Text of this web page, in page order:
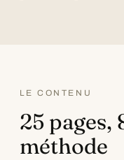
LE CONTENU
25 pages,
méthode